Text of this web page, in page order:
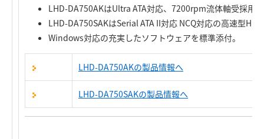
LHD-DA750AKはUltra ATA対応、7200rpm流体軸受採用
LHD-DA750SAKはSerial ATA II対応 NCQ対応の高速型HD
Windows対応の充実したソフトウェアを標準添付。
LHD-DA750AKの製品情報へ
LHD-DA750SAKの製品情報へ